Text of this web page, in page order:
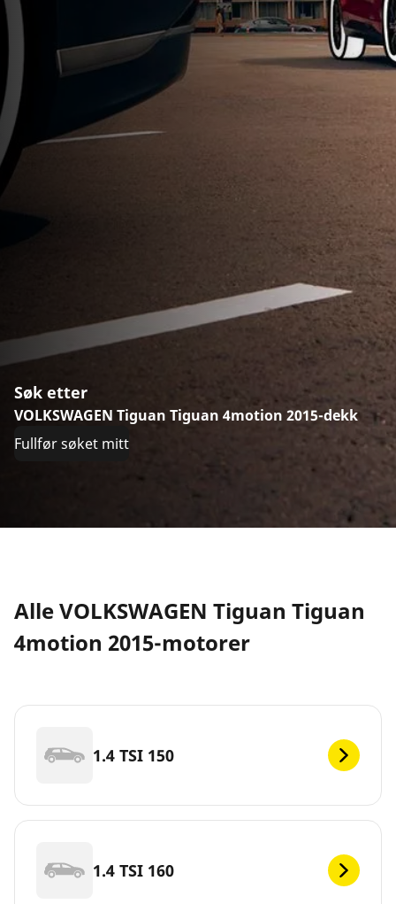
Søk etter
VOLKSWAGEN Tiguan Tiguan 4motion 2015-dekk
Fullfør søket mitt
Alle VOLKSWAGEN Tiguan Tiguan
4motion 2015-motorer
1.4 TSI 150
1.4 TSI 160